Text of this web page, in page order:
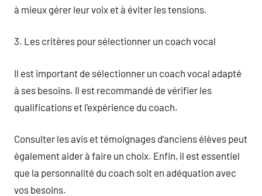
à mieux gérer leur voix et à éviter les tensions.
3. Les critères pour sélectionner un coach vocal
Il est important de sélectionner un coach vocal adapté
à ses besoins. Il est recommandé de vérifier les
qualifications et l’expérience du coach.
Consulter les avis et témoignages d’anciens élèves peut
également aider à faire un choix. Enfin, il est essentiel
que la personnalité du coach soit en adéquation avec
vos besoins.